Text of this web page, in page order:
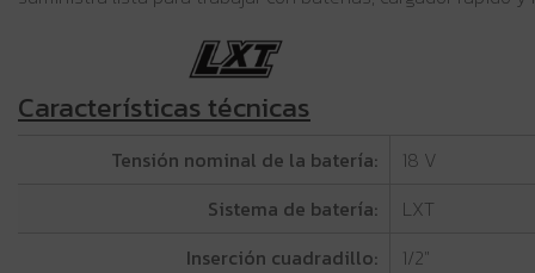
Características técnicas
Tensión nominal de la batería:
18 V
Sistema de batería:
LXT
Inserción cuadradillo:
1/2"